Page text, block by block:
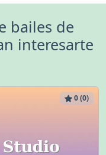
bailes de
interesarte
0 (0)